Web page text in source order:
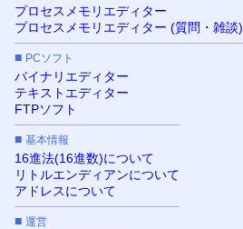
プロセスメモリエディター
プロセスメモリエディター (質問・雑談)
■ PCソフト
バイナリエディター
テキストエディター
FTPソフト
■ 基本情報
16進法(16進数)について
リトルエンディアンについて
アドレスについて
■ 運営